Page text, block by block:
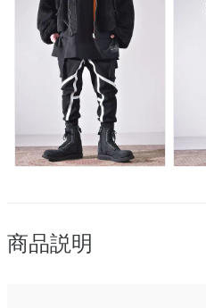
商品説明